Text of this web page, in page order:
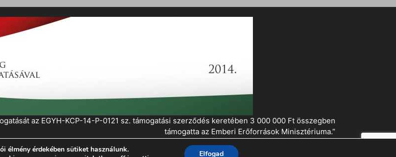
az EGYH-KCP-14-P-0121 sz. támogatási szerződés keretében 3 000 000 Ft összegben
támogatta az Emberi Erőforrások Minisztériuma.”
élmény érdekében sütiket használunk.
Elfogad